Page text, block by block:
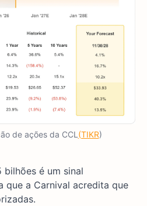
de ações da CCL (TIKR)
é um sinal
que a Carnival acredita que